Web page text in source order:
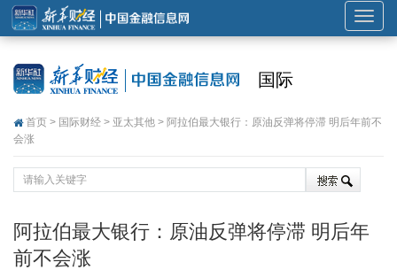
展
开
导
国际
首页 > 国际财经 > 亚太其他 > 阿拉伯最大银行：原油反弹将停滞 明后年前不
会涨
阿拉伯最大银行：原油反弹将停滞 明后年
前不会涨